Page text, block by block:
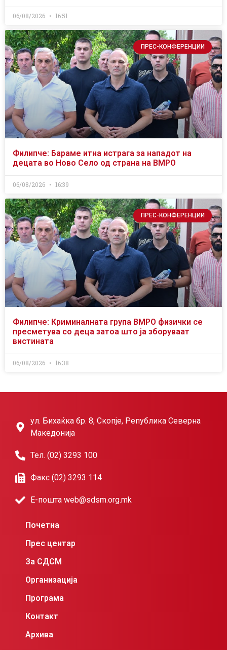
06/08/2026 16:51
ПРЕС-КОНФЕРЕНЦИИ
Филипче: Бараме итна истрага за нападот на
децата во Ново Село од страна на ВМРО
06/08/2026 16:39
ПРЕС-КОНФЕРЕНЦИИ
Филипче: Криминалната група ВМРО физички се
пресметува со деца затоа што ја зборуваат
вистината
06/08/2026 16:38
ул. Бихаќка бр. 8, Скопје, Република Северна
Македонија
Тел. (02) 3293 100
Факс (02) 3293 114
Е-пошта web@sdsm.org.mk
Почетна
Прес центар
За СДСМ
Организација
Програма
Контакт
Архива